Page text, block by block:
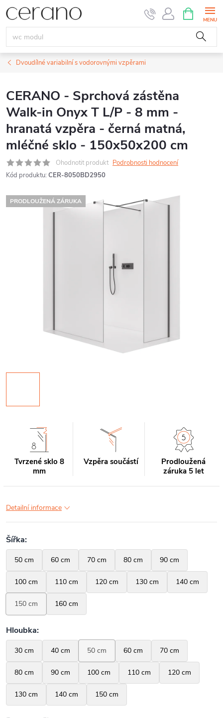
Přejít
na
obsah
NÁKUPNÍ
KOŠÍK
Dvoudílné variabilní s vodorovnými vzpěrami
CERANO - Sprchová zástěna
Walk-in Onyx T L/P - 8 mm -
hranatá vzpěra - černá matná,
mléčné sklo - 150x50x200 cm
Ohodnotit produkt Podrobnosti hodnocení
Kód produktu: CER-8050BD2950
PRODLOUŽENÁ ZÁRUKA
Tvrzené sklo 8
mm
Vzpěra součástí
Prodloužená
záruka 5 let
Detailní informace